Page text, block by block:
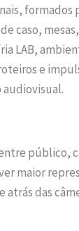
formados
caso,
LAB,
e
público,
maior
atrás das